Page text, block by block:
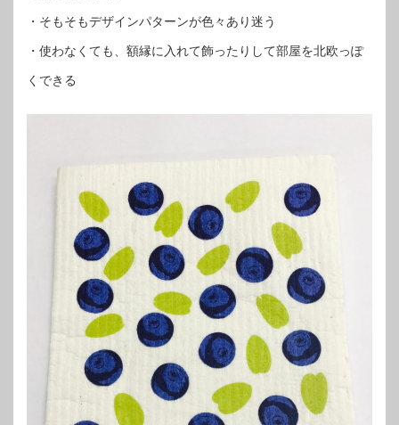
・そもそもデザインパターンが色々あり迷う
・使わなくても、額縁に入れて飾ったりして部屋を北欧っぽ
くできる